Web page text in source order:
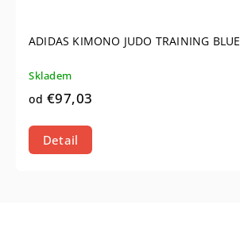
ADIDAS KIMONO JUDO TRAINING BLUE
Skladem
od €97,03
Detail